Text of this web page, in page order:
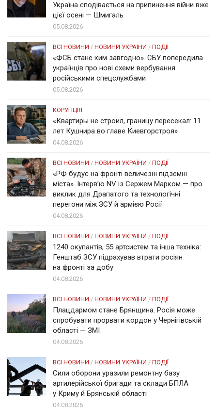
Україна сподівається на припинення війни вже
цієї осені — Шмигаль
05.08.2026
ВСІ НОВИНИ / НОВИНИ УКРАЇНИ / ПОДІЇ
«ФСБ стане ким завгодно». СБУ попередила
українців про нові схеми вербування
російськими спецслужбами
05.08.2026
КОРУПЦІЯ
«Квартиры не строил, границу пересекал: 11
лет Кушнира во главе Киевгорстроя»
04.08.2026
ВСІ НОВИНИ / НОВИНИ УКРАЇНИ / ПОДІЇ
«РФ будує на фронті величезні підземні
міста». Інтерв’ю NV із Сержем Марком — про
виклик для Драпатого та технологічні
перегони між ЗСУ й армією Росії
04.08.2026
ВСІ НОВИНИ / НОВИНИ УКРАЇНИ / ПОДІЇ
1240 окупантів, 55 артсистем та інша техніка:
Генштаб ЗСУ підрахував втрати росіян
на фронті за добу
04.08.2026
ВСІ НОВИНИ / НОВИНИ УКРАЇНИ / ПОДІЇ
Плацдармом стане Брянщина. Росія може
спробувати прорвати кордон у Чернігівській
області — ЗМІ
04.08.2026
ВСІ НОВИНИ / НОВИНИ УКРАЇНИ / ПОДІЇ
Сили оборони уразили ремонтну базу
артилерійської бригади та склади БПЛА
у Криму й Брянській області
04.08.2026